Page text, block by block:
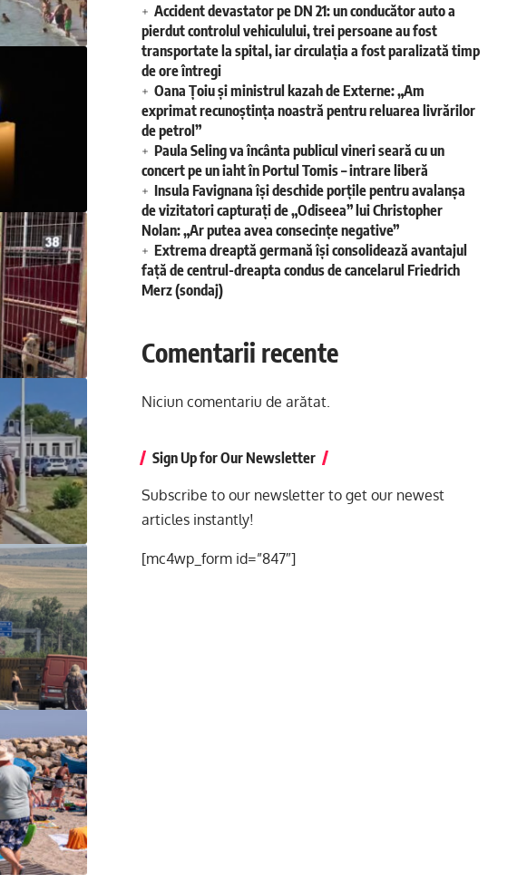
Accident devastator pe DN 21: un conducător auto a
pierdut controlul vehiculului, trei persoane au fost
transportate la spital, iar circulația a fost paralizată timp
de ore întregi
Oana Țoiu și ministrul kazah de Externe: „Am
exprimat recunoștința noastră pentru reluarea livrărilor
de petrol”
Paula Seling va încânta publicul vineri seară cu un
concert pe un iaht în Portul Tomis – intrare liberă
Insula Favignana își deschide porțile pentru avalanșa
de vizitatori capturați de „Odiseea” lui Christopher
Nolan: „Ar putea avea consecințe negative”
Extrema dreaptă germană își consolidează avantajul
față de centrul-dreapta condus de cancelarul Friedrich
Merz (sondaj)
Comentarii recente
Niciun comentariu de arătat.
Sign Up for Our Newsletter
Subscribe to our newsletter to get our newest
articles instantly!
[mc4wp_form id=”847″]